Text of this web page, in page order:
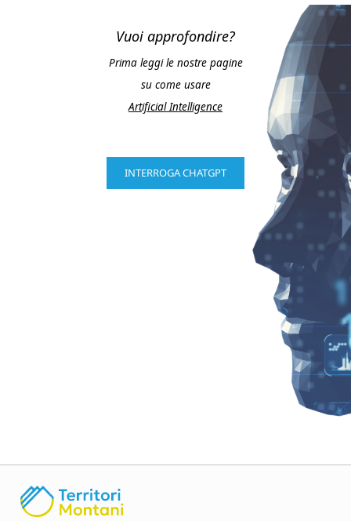
Vuoi approfondire?
Prima leggi le nostre pagine
su come usare
Artificial Intelligence
INTERROGA CHATGPT